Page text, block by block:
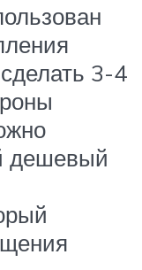
3-4
дешевый